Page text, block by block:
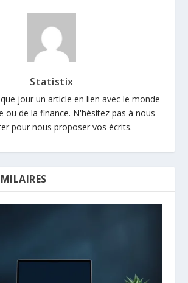
Statistix
jour un article en lien avec le monde
ou de la finance. N'hésitez pas à nous
pour nous proposer vos écrits.